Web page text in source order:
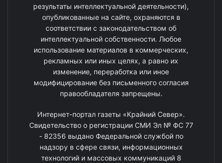
результаты интеллектуальной деятельности),
опубликованные на сайте, охраняются в
соответствии с законодательством об
интеллектуальной собственности. Любое
использование материалов в коммерческих,
рекламных или иных целях, а равно их
изменение, переработка или иное
модифицирование без письменного согласия
правообладателя запрещены.
Интернет-портал газеты «Крайний Север».
Свидетельство о регистрации СМИ Эл № ФС 77
- 82356 выдано Федеральной службой по
надзору в сфере связи, информационных
технологий и массовых коммуникаций 8